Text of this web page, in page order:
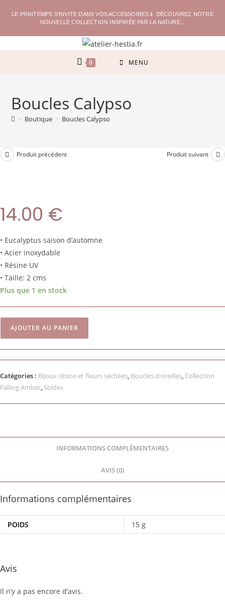
LE PRINTEMPS S'INVITE DANS VOS ACCESSOIRES🌷 DÉCOUVREZ NOTRE
NOUVELLE COLLECTION INSPIRÉE PAR LA NATURE...
0 MENU
Boucles Calypso
> Boutique > Boucles Calypso
Produit précédent Produit suivant
14.00 €
• Eucalyptus saison d’automne
• Acier inoxydable
• Résine UV
• Taille: 2 cms
Plus que 1 en stock
AJOUTER AU PANIER
Catégories : Bijoux résine et fleurs séchées, Boucles d'oreilles, Collection
Falling Amber, Soldes
INFORMATIONS COMPLÉMENTAIRES
AVIS (0)
Informations complémentaires
POIDS 15 g
Avis
Il n’y a pas encore d’avis.